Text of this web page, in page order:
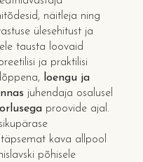
näitleja ning
ülesehitust ja
tausta loovaid
ja praktilisi
loengu ja
juhendaja osalusel
proovide ajal.
kava allpool
põhisele